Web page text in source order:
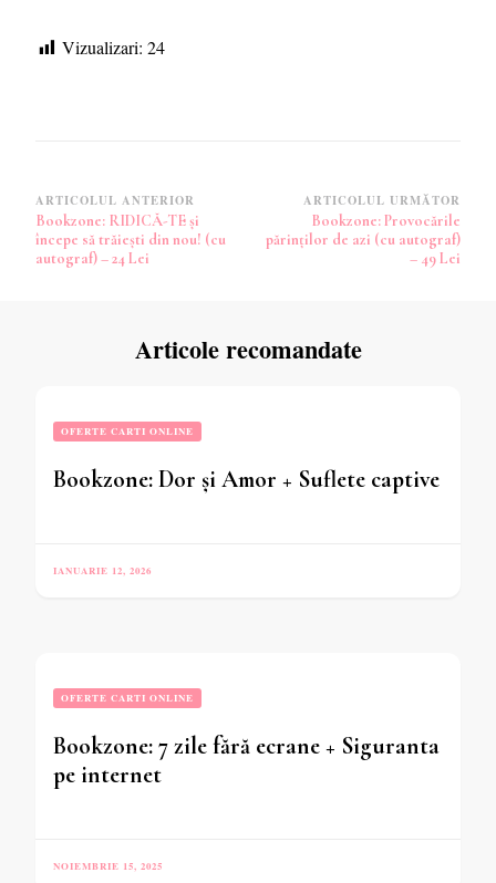
Vizualizari: 24
Navigare
în
articole
ARTICOLUL ANTERIOR
Bookzone: RIDICĂ-TE și
începe să trăiești din nou! (cu
autograf) – 24 Lei
ARTICOLUL URMĂTOR
Bookzone: Provocările
părinților de azi (cu autograf)
– 49 Lei
Articole recomandate
OFERTE CARTI ONLINE
Bookzone: Dor și Amor + Suflete captive
IANUARIE 12, 2026
OFERTE CARTI ONLINE
Bookzone: 7 zile fără ecrane + Siguranta
pe internet
NOIEMBRIE 15, 2025